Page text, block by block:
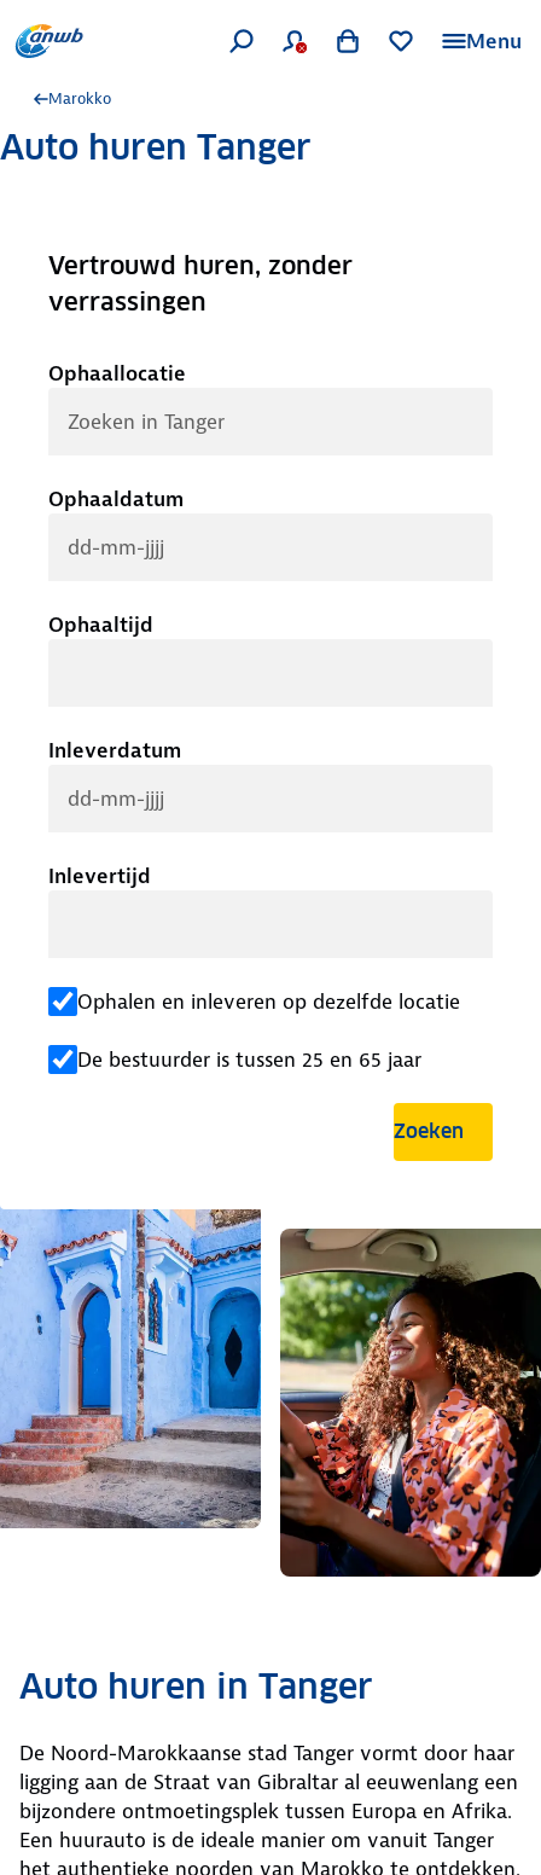
Menu
Marokko
Auto huren Tanger
Vertrouwd huren, zonder
verrassingen
Ophaallocatie
Ophaaldatum
Ophaaltijd
Inleverdatum
Inlevertijd
Ophalen en inleveren op dezelfde locatie
De bestuurder is tussen 25 en 65 jaar
Zoeken
Auto huren in Tanger
De Noord-Marokkaanse stad Tanger vormt door haar
ligging aan de Straat van Gibraltar al eeuwenlang een
bijzondere ontmoetingsplek tussen Europa en Afrika.
Een huurauto is de ideale manier om vanuit Tanger
het authentieke noorden van Marokko te ontdekken.